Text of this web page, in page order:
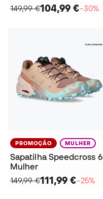
149,99 €104,99 €−30%
PROMOÇÃO MULHER
Sapatilha Speedcross 6
Mulher
149,99 €111,99 €−25%